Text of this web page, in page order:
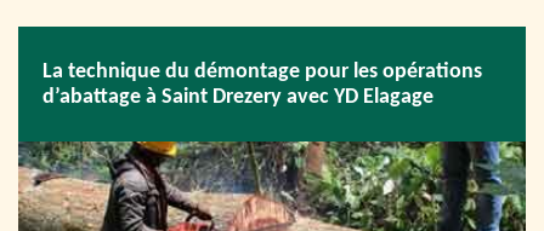
La technique du démontage pour les opérations
d’abattage à Saint Drezery avec YD Elagage